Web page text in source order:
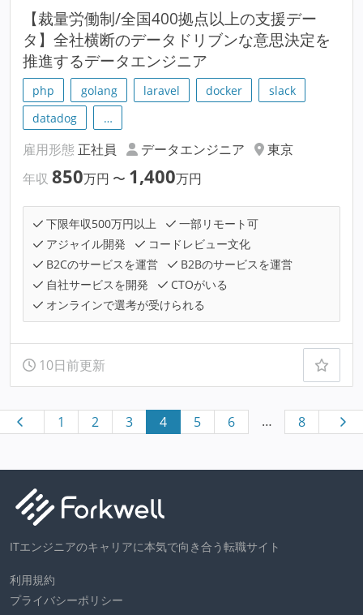
【裁量労働制/全国400拠点以上の支援デー
タ】全社横断のデータドリブンな意思決定を
推進するデータエンジニア
php golang laravel docker
slack
datadog
…
雇用形態 正社員 データエンジニア
東京
年収 850万円 〜 1,400万円
下限年収500万円以上
一部リモート可
アジャイル開発
コードレビュー文化
B2Cのサービスを運営
B2Bのサービスを運営
自社サービスを開発
CTOがいる
オンラインで選考が受けられる
10日前更新
1 2 3 4 5 6 … 8
ITエンジニアのキャリアに本気で向き合う転職サイト
利用規約
プライバシーポリシー